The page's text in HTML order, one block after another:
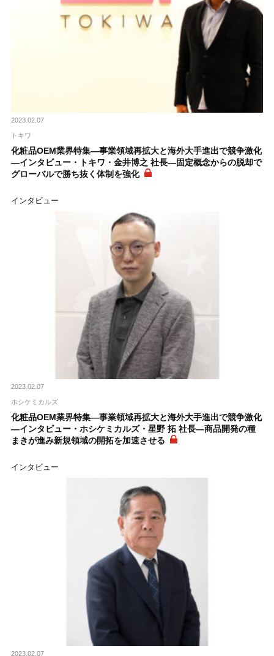
2023.02.07
トキワ
化粧品OEM業界特集―事業領域再拡大と海外大手進出で競争激化
―インタビュー・トキワ・金井博之 社長―固定概念からの脱却で
グローバルで勝ち抜く体制を強化
インタビュー
2023.02.07
ホシケミカルズ
化粧品OEM業界特集―事業領域再拡大と海外大手進出で競争激化
―インタビュー・ホシケミカルズ・星野 拓 社長―商品開発の種
まきが進み新規領域の開拓を加速させる
インタビュー
2023.02.07